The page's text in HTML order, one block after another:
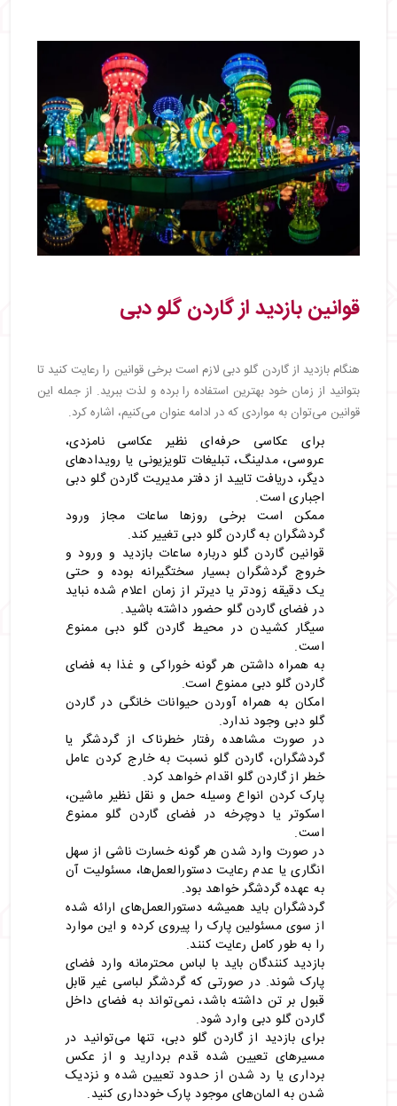
قوانین بازدید از گاردن گلو دبی
هنگام بازدید از گاردن گلو دبی لازم است برخی قوانین را رعایت کنید تا
بتوانید از زمان خود بهترین استفاده را برده و لذت ببرید. از جمله این
قوانین می‌توان به مواردی که در ادامه عنوان می‌کنیم، اشاره کرد.
برای عکاسی حرفه‌ای نظیر عکاسی نامزدی،
عروسی، مدلینگ، تبلیغات تلویزیونی یا رویدادهای
دیگر، دریافت تایید از دفتر مدیریت گاردن گلو دبی
اجباری است.
ممکن است برخی روزها ساعات مجاز ورود
گردشگران به گاردن گلو دبی تغییر کند.
قوانین گاردن گلو درباره ساعات بازدید و ورود و
خروج گردشگران بسیار سختگیرانه بوده و حتی
یک دقیقه زودتر یا دیرتر از زمان اعلام شده نباید
در فضای گاردن گلو حضور داشته باشید.
سیگار کشیدن در محیط گاردن گلو دبی ممنوع
است.
به همراه داشتن هر گونه خوراکی و غذا به فضای
گاردن گلو دبی ممنوع است.
امکان به همراه آوردن حیوانات خانگی در گاردن
گلو دبی وجود ندارد.
در صورت مشاهده رفتار خطرناک از گردشگر یا
گردشگران، گاردن گلو نسبت به خارج کردن عامل
خطر از گاردن گلو اقدام خواهد کرد.
پارک کردن انواع وسیله حمل و نقل نظیر ماشین،
اسکوتر یا دوچرخه در فضای گاردن گلو ممنوع
است.
در صورت وارد شدن هر گونه خسارت ناشی از سهل
انگاری یا عدم رعایت دستورالعمل‌ها، مسئولیت آن
به عهده گردشگر خواهد بود.
گردشگران باید همیشه دستورالعمل‌های ارائه شده
از سوی مسئولین پارک را پیروی کرده و این موارد
را به طور کامل رعایت کنند.
بازدید کنندگان باید با لباس محترمانه وارد فضای
پارک شوند. در صورتی که گردشگر لباسی غیر قابل
قبول بر تن داشته باشد، نمی‌تواند به فضای داخل
گاردن گلو دبی وارد شود.
برای بازدید از گاردن گلو دبی، تنها می‌توانید در
مسیرهای تعیین شده قدم بردارید و از عکس
برداری یا رد شدن از حدود تعیین شده و نزدیک
شدن به المان‌های موجود پارک خودداری کنید.